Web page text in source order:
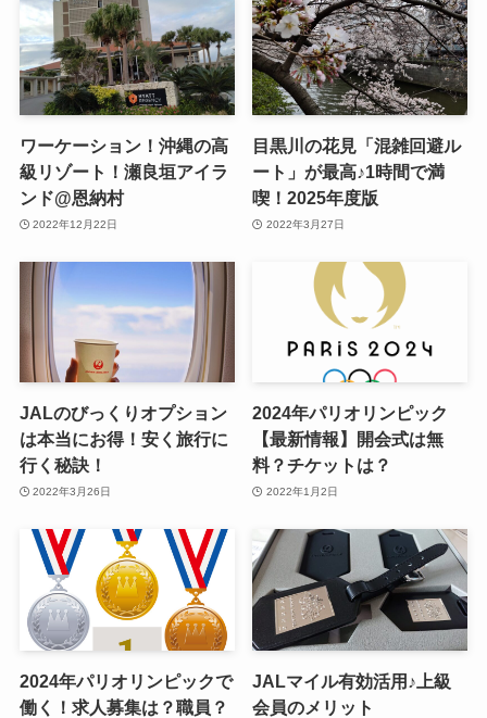
ワーケーション！沖縄の高
級リゾート！瀬良垣アイラ
ンド@恩納村
2022年12月22日
目黒川の花見「混雑回避ル
ート」が最高♪1時間で満
喫！2025年度版
2022年3月27日
JALのびっくりオプション
は本当にお得！安く旅行に
行く秘訣！
2022年3月26日
2024年パリオリンピック
【最新情報】開会式は無
料？チケットは？
2022年1月2日
2024年パリオリンピックで
働く！求人募集は？職員？
JALマイル有効活用♪上級
会員のメリット